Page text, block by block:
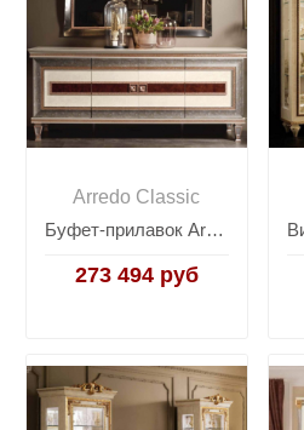
Arredo Classic
Буфет-прилавок Arredo Classic Dolce Vita (Дольче Вита), 4 двери
273 494 руб